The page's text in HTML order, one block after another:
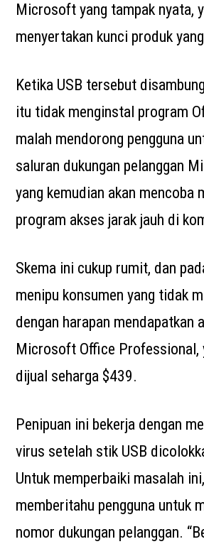
Microsoft yang tampak nyata,
menyertakan kunci produk
Ketika USB tersebut
itu tidak menginstal program
malah mendorong pengguna
saluran dukungan pelanggan
yang kemudian akan mencoba
program akses jarak jauh di
Skema ini cukup rumit, dan
menipu konsumen yang tidak
dengan harapan mendapatkan
Microsoft Office Professional,
dijual seharga $439.
Penipuan ini bekerja dengan
virus setelah stik USB
Untuk memperbaiki masalah
memberitahu pengguna untuk
nomor dukungan pelanggan.